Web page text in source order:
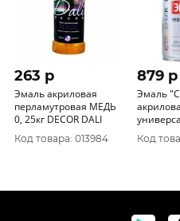
263 p
Эмаль акриловая
перламутровая МЕДЬ
0, 25кг DECOR DALI
Код товара: 013984
879 p
Эмаль
бежевая
Код